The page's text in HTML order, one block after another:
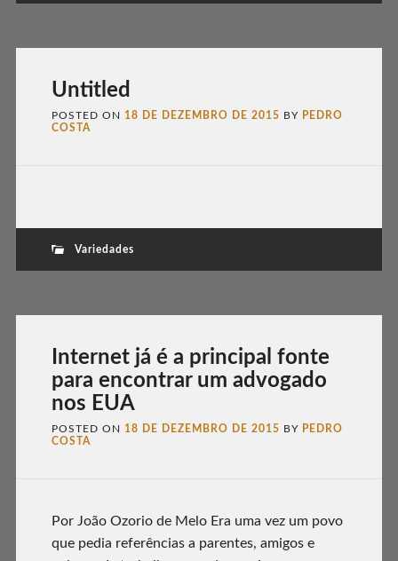
Untitled
POSTED ON 18 DE DEZEMBRO DE 2015 BY PEDRO
COSTA
Variedades
Internet já é a principal fonte
para encontrar um advogado
nos EUA
POSTED ON 18 DE DEZEMBRO DE 2015 BY PEDRO
COSTA
Por João Ozorio de Melo Era uma vez um povo
que pedia referências a parentes, amigos e